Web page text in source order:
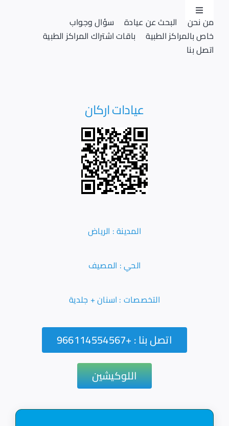
content
Toggle
Navigation
تسجيل دخول
من نحن البحث عن عيادة
سؤال وجواب
خاص بالمراكز الطبية
باقات اشتراك المراكز الطبية
اتصل بنا
عيادات اركان
المدينة : الرياض
الحي : المصيف
التخصصات : اسنان + جلدية
اتصل بنا : +966114554567
اللوكيشين